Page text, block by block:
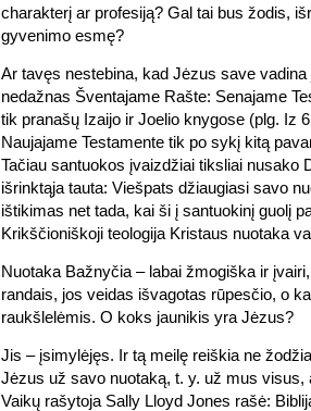
charakterį ar profesiją? Gal tai bus žodis,
gyvenimo esmę?
Ar tavęs nestebina, kad Jėzus save
nedažnas Šventajame Rašte: Senajame
tik pranašų Izaijo ir Joelio knygose (plg. Iz
Naujajame Testamente tik po sykį kitą
Tačiau santuokos įvaizdžiai tiksliai nusako
išrinktąja tauta: Viešpats džiaugiasi savo
ištikimas net tada, kai ši į santuokinį guolį
Krikščioniškoji teologija Kristaus nuotaka
Nuotaka Bažnyčia – labai žmogiška ir
randais, jos veidas išvagotas rūpesčio, o
raukšlelėmis. O koks jaunikis yra Jėzus?
Jis – įsimylėjęs. Ir tą meilę reiškia ne
Jėzus už savo nuotaką, t. y. už mus visus,
Vaikų rašytoja Sally Lloyd Jones rašė: